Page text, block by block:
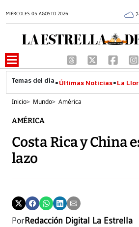
MIÉRCOLES 05 AGOSTO 2026
Últimas Noticias La
Inicio> Mundo> América
AMÉRICA
Costa Rica y China
lazo
PorRedacción Digital La Estrella